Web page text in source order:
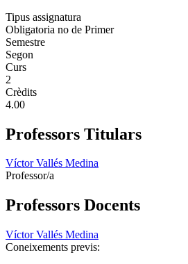
Tipus assignatura
Obligatoria no de Primer
Semestre
Segon
Curs
2
Crèdits
4.00
Professors Titulars
Víctor Vallés Medina
Professor/a
Professors Docents
Víctor Vallés Medina
Coneixements previs: